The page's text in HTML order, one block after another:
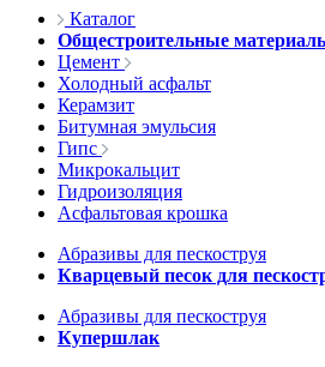
Каталог
Общестроительные
Цемент
Холодный асфальт
Керамзит
Битумная эмульсия
Гипс
Микрокальцит
Гидроизоляция
Асфальтовая крошка
Абразивы для пескоструя
Кварцевый песок для
Абразивы для пескоструя
Купершлак